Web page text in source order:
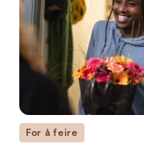
For å feire